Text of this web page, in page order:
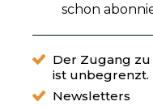
schon
Der Zugang
ist unbegrenzt.
Newsletters